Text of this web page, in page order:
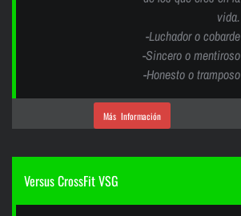
vida.
-Luchador o cobarde
-Sincero o mentiroso
-Honesto o tramposo
Más Información
Versus CrossFit VSG